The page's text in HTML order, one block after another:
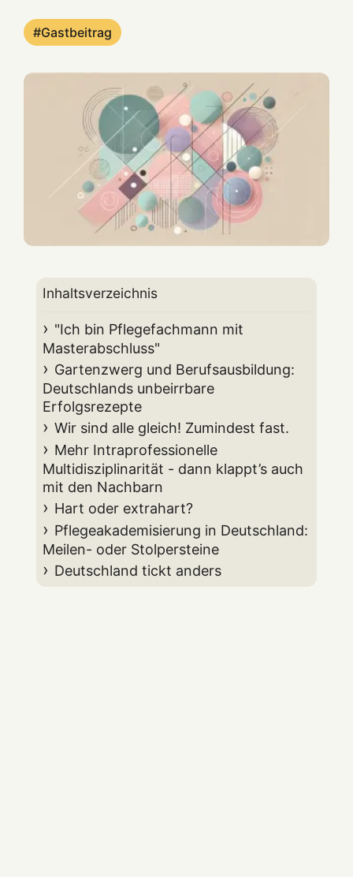
Gastbeitrag
Inhaltsverzeichnis
"Ich bin Pflegefachmann mit
Masterabschluss"
Gartenzwerg und Berufsausbildung:
Deutschlands unbeirrbare
Erfolgsrezepte
Wir sind alle gleich! Zumindest fast.
Mehr Intraprofessionelle
Multidisziplinarität - dann klappt’s auch
mit den Nachbarn
Hart oder extrahart?
Pflegeakademisierung in Deutschland:
Meilen- oder Stolpersteine
Deutschland tickt anders